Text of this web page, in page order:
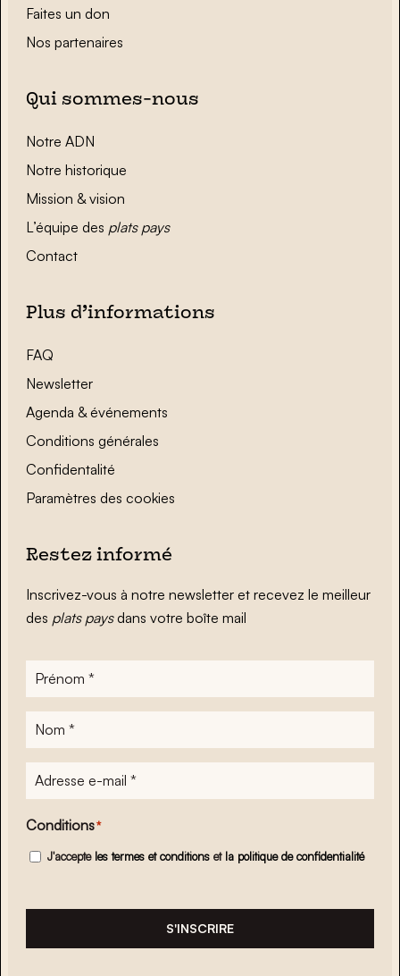
Faites un don
Nos partenaires
Qui sommes-nous
Notre ADN
Notre historique
Mission & vision
L’équipe des plats pays
Contact
Plus d’informations
FAQ
Newsletter
Agenda & événements
Conditions générales
Confidentalité
Paramètres des cookies
Restez informé
Inscrivez-vous à notre newsletter et recevez le meilleur
des plats paysdans votre boîte mail
Prénom
Nom
Adresse
e-
mail*
Conditions*
J'accepte les termes et conditions et la politique de confidentialité
S'INSCRIRE